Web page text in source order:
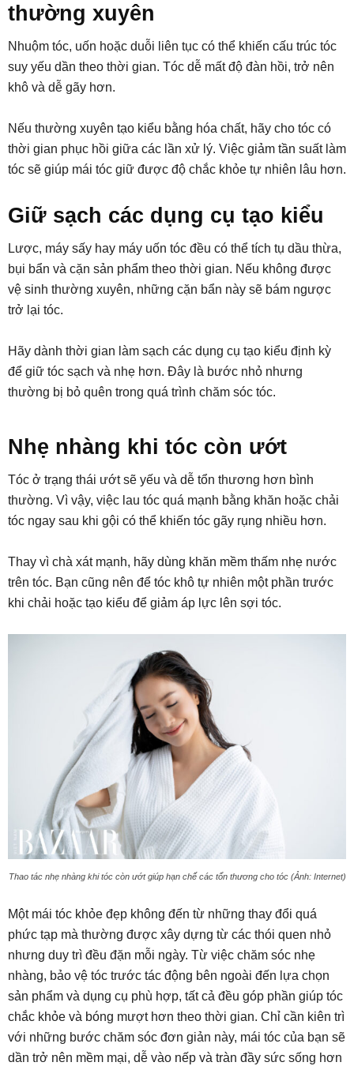
thường xuyên
Nhuộm tóc, uốn hoặc duỗi liên tục có thể khiến cấu trúc tóc
suy yếu dần theo thời gian. Tóc dễ mất độ đàn hồi, trở nên
khô và dễ gãy hơn.
Nếu thường xuyên tạo kiểu bằng hóa chất, hãy cho tóc có
thời gian phục hồi giữa các lần xử lý. Việc giảm tần suất làm
tóc sẽ giúp mái tóc giữ được độ chắc khỏe tự nhiên lâu hơn.
Giữ sạch các dụng cụ tạo kiểu
Lược, máy sấy hay máy uốn tóc đều có thể tích tụ dầu thừa,
bụi bẩn và cặn sản phẩm theo thời gian. Nếu không được
vệ sinh thường xuyên, những cặn bẩn này sẽ bám ngược
trở lại tóc.
Hãy dành thời gian làm sạch các dụng cụ tạo kiểu định kỳ
để giữ tóc sạch và nhẹ hơn. Đây là bước nhỏ nhưng
thường bị bỏ quên trong quá trình chăm sóc tóc.
Nhẹ nhàng khi tóc còn ướt
Tóc ở trạng thái ướt sẽ yếu và dễ tổn thương hơn bình
thường. Vì vậy, việc lau tóc quá mạnh bằng khăn hoặc chải
tóc ngay sau khi gội có thể khiến tóc gãy rụng nhiều hơn.
Thay vì chà xát mạnh, hãy dùng khăn mềm thấm nhẹ nước
trên tóc. Bạn cũng nên để tóc khô tự nhiên một phần trước
khi chải hoặc tạo kiểu để giảm áp lực lên sợi tóc.
Thao tác nhẹ nhàng khi tóc còn ướt giúp hạn chế các tổn thương cho tóc (Ảnh: Internet)
Một mái tóc khỏe đẹp không đến từ những thay đổi quá
phức tạp mà thường được xây dựng từ các thói quen nhỏ
nhưng duy trì đều đặn mỗi ngày. Từ việc chăm sóc nhẹ
nhàng, bảo vệ tóc trước tác động bên ngoài đến lựa chọn
sản phẩm và dụng cụ phù hợp, tất cả đều góp phần giúp tóc
chắc khỏe và bóng mượt hơn theo thời gian. Chỉ cần kiên trì
với những bước chăm sóc đơn giản này, mái tóc của bạn sẽ
dần trở nên mềm mại, dễ vào nếp và tràn đầy sức sống hơn